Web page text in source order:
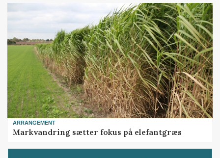
ARRANGEMENT
Markvandring sætter fokus på elefantgræs